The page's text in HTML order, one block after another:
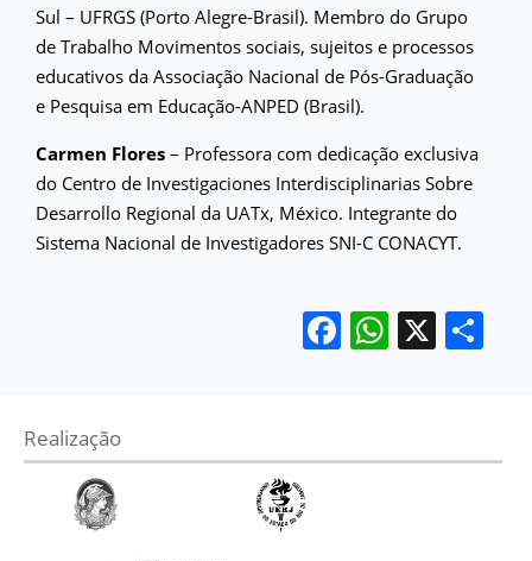
Sul – UFRGS (Porto Alegre-Brasil). Membro do Grupo
de Trabalho Movimentos sociais, sujeitos e processos
educativos da Associação Nacional de Pós-Graduação
e Pesquisa em Educação-ANPED (Brasil).
Carmen Flores – Professora com dedicação exclusiva
do Centro de Investigaciones Interdisciplinarias Sobre
Desarrollo Regional da UATx, México. Integrante do
Sistema Nacional de Investigadores SNI-C CONACYT.
Facebook
X
Realização